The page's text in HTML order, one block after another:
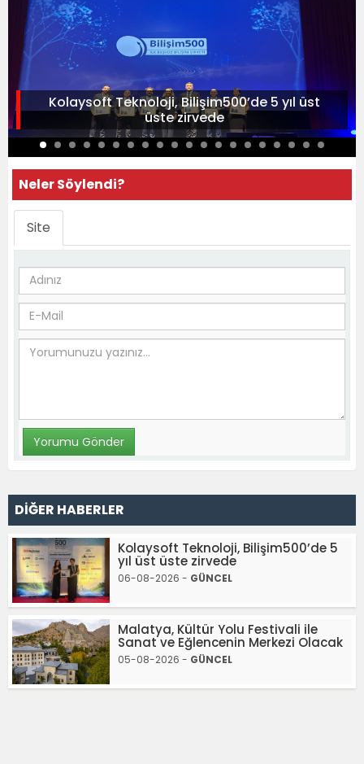
Kolaysoft Teknoloji, Bilişim500’de 5 yıl üst
üste zirvede
Neler Söylendi?
Site
DİĞER HABERLER
Kolaysoft Teknoloji, Bilişim500’de 5
yıl üst üste zirvede
06-08-2026 - GÜNCEL
Malatya, Kültür Yolu Festivali ile
Sanat ve Eğlencenin Merkezi Olacak
05-08-2026 - GÜNCEL